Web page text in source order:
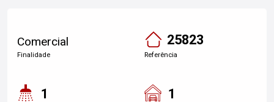
Comercial
Finalidade
25823
Referência
1 1